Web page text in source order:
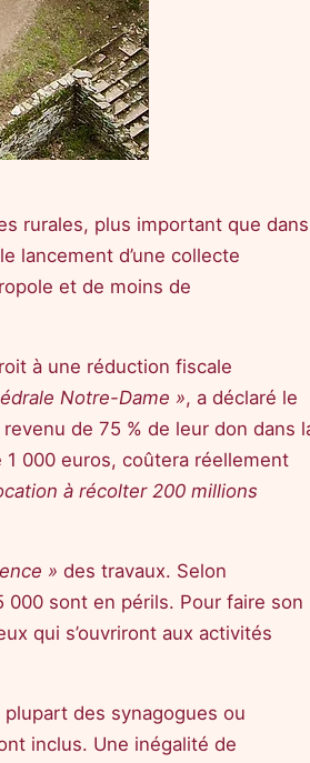
rurales, plus important que dans
lancement d’une collecte
et de moins de
à une réduction fiscale
Notre-Dame », a déclaré le
de 75 % de leur don dans
1 000 euros, coûtera réellement
à récolter 200 millions
» des travaux. Selon
000 sont en périls. Pour faire son
qui s’ouvriront aux activités
plupart des synagogues ou
inclus. Une inégalité de